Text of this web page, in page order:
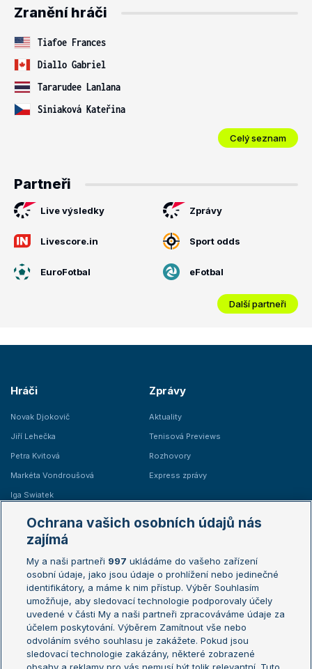
Zranění hráči
Tiafoe Frances
Diallo Gabriel
Tararudee Lanlana
Siniaková Kateřina
Celý seznam
Partneři
Live výsledky Zprávy
Livescore.in Sport odds
EuroFotbal eFotbal
Další partneři
Hráči
Novak Djokovič
Jiří Lehečka
Petra Kvitová
Markéta Vondroušová
Iga Swiatek
Zprávy
Aktuality
Tenisová Previews
Rozhovory
Express zprávy
Žebříčky
Žebříček ATP (muži)
Žebříček WTA (ženy)
Sázkařský žebříček
Australian Open
French Open
Wimbledon
US Open
Turnaj mistrů
Turnaj mistryň
Ochrana vašich osobních údajů nás
zajímá
My a naši partneři 997 ukládáme do vašeho zařízení
osobní údaje, jako jsou údaje o prohlížení nebo jedinečné
identifikátory, a máme k nim přístup. Výběr Souhlasím
umožňuje, aby sledovací technologie podporovaly účely
uvedené v části My a naši partneři zpracováváme údaje za
účelem poskytování. Výběrem Zamítnout vše nebo
odvoláním svého souhlasu je zakážete. Pokud jsou
sledovací technologie zakázány, některé zobrazené